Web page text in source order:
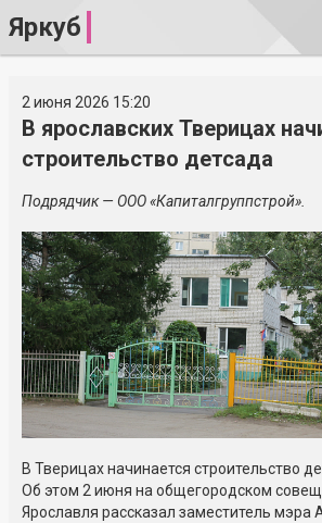
Яркуб
2 июня 2026 15:20
В ярославских Тверицах
строительство детсада
Подрядчик — ООО «Капиталгруппстрой».
В Тверицах начинается строительство
Об этом 2 июня на общегородском
Ярославля рассказал заместитель мэра